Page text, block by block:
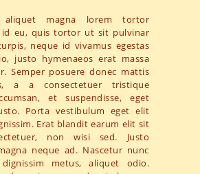
aliquet magna lorem tortor
id eu, quis tortor ut sit pulvinar
neque id vivamus egestas
justo hymenaeos erat massa
Semper posuere donec mattis
a a consectetuer tristique
et suspendisse, eget
Porta vestibulum eget elit
Erat blandit earum elit sit
non wisi sed. Justo
neque ad. Nascetur nunc
metus, aliquet odio.